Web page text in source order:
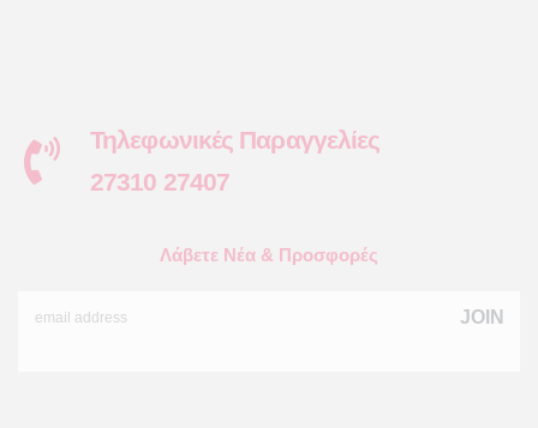
Τηλεφωνικές Παραγγελίες
27310 27407
Λάβετε Νέα & Προσφορές